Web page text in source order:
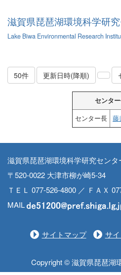
滋賀県琵琶湖環境科学研
Lake Biwa Environmental Research
50件 更新日時(降順)
センタ
センター長
藤
滋賀県琵琶湖環境科学研究センタ
〒520-0022 大津市柳が崎5-34
ＴＥＬ 077-526-4800 ／ ＦＡＸ
MAIL
サイトマップ サ
Copyright © 滋賀県琵琶湖